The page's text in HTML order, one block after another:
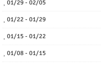
01/29 - 02/05
01/22 - 01/29
01/15 - 01/22
01/08 - 01/15